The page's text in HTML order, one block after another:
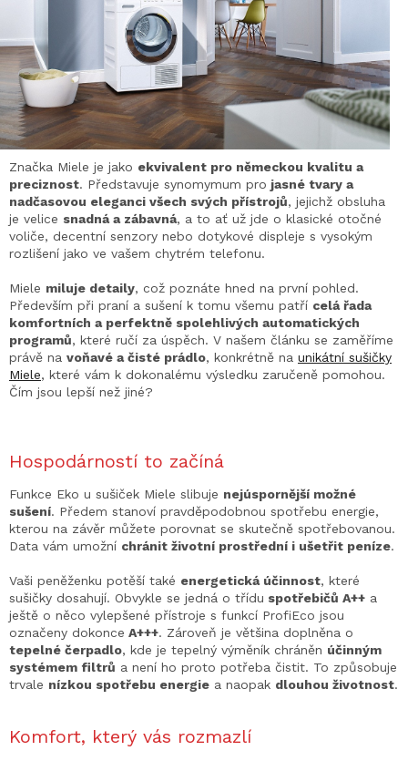
Značka Miele je jako ekvivalent pro německou kvalitu a
preciznost. Představuje synomymum pro jasné tvary a
nadčasovou eleganci všech svých přístrojů, jejichž obsluha
je velice snadná a zábavná, a to ať už jde o klasické otočné
voliče, decentní senzory nebo dotykové displeje s vysokým
rozlišení jako ve vašem chytrém telefonu.
Miele miluje detaily, což poznáte hned na první pohled.
Především při praní a sušení k tomu všemu patří celá řada
komfortních a perfektně spolehlivých automatických
programů, které ručí za úspěch. V našem článku se zaměříme
právě na voňavé a čisté prádlo, konkrétně na unikátní sušičky
Miele, které vám k dokonalému výsledku zaručeně pomohou.
Čím jsou lepší než jiné?
Hospodárností to začíná
Funkce Eko u sušiček Miele slibuje nejúspornější možné
sušení. Předem stanoví pravděpodobnou spotřebu energie,
kterou na závěr můžete porovnat se skutečně spotřebovanou.
Data vám umožní chránit životní prostřední i ušetřit peníze.
Vaši peněženku potěší také energetická účinnost, které
sušičky dosahují. Obvykle se jedná o třídu spotřebičů A++ a
ještě o něco vylepšené přístroje s funkcí ProfiEco jsou
označeny dokonce A+++. Zároveň je většina doplněna o
tepelné čerpadlo, kde je tepelný výměník chráněn účinným
systémem filtrů a není ho proto potřeba čistit. To způsobuje
trvale nízkou spotřebu energie a naopak dlouhou životnost.
Komfort, který vás rozmazlí